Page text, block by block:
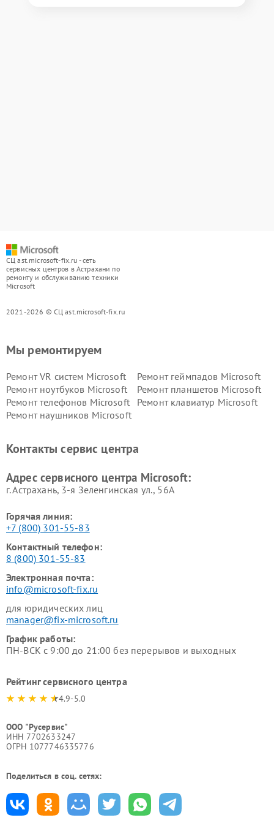
СЦ ast.microsoft-fix.ru - сеть
сервисных центров в Астрахани по
ремонту и обслуживанию техники
Microsoft
2021-2026 © СЦ ast.microsoft-fix.ru
Мы ремонтируем
Ремонт VR систем Microsoft
Ремонт геймпадов Microsoft
Ремонт ноутбуков Microsoft
Ремонт планшетов Microsoft
Ремонт телефонов Microsoft
Ремонт клавиатур Microsoft
Ремонт наушников Microsoft
Контакты сервис центра
Адрес сервисного центра Microsoft:
г. Астрахань, 3-я Зеленгинская ул., 56А
Горячая линия:
+7 (800) 301-55-83
Контактный телефон:
8 (800) 301-55-83
Электронная почта:
info@microsoft-fix.ru
для юридических лиц
manager@fix-microsoft.ru
График работы:
ПН-ВСК с 9:00 до 21:00 без перерывов и выходных
Рейтинг сервисного центра
4.9-5.0
ООО "Русервис"
ИНН 7702633247
ОГРН 1077746335776
Поделиться в соц. сетях: